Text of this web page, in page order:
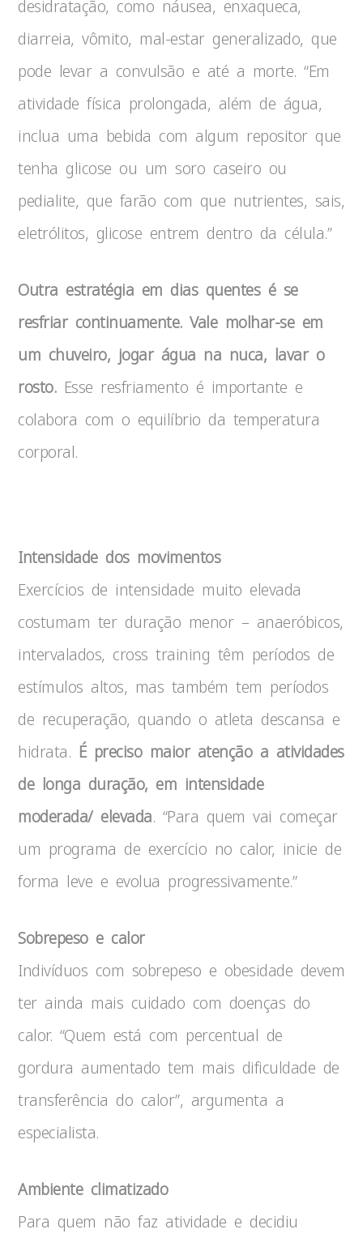
desidratação, como náusea, enxaqueca,
diarreia, vômito, mal-estar generalizado, que
pode levar a convulsão e até a morte. “Em
atividade física prolongada, além de água,
inclua uma bebida com algum repositor que
tenha glicose ou um soro caseiro ou
pedialite, que farão com que nutrientes, sais,
eletrólitos, glicose entrem dentro da célula.”
Outra estratégia em dias quentes é se
resfriar continuamente. Vale molhar-se em
um chuveiro, jogar água na nuca, lavar o
rosto.Esse resfriamento é importante e
colabora com o equilíbrio da temperatura
corporal.
Intensidade dos movimentos
Exercícios de intensidade muito elevada
costumam ter duração menor – anaeróbicos,
intervalados, cross training têm períodos de
estímulos altos, mas também tem períodos
de recuperação, quando o atleta descansa e
hidrata. É preciso maior atenção a atividades
de longa duração, em intensidade
moderada/ elevada. “Para quem vai começar
um programa de exercício no calor, inicie de
forma leve e evolua progressivamente.”
Sobrepeso e calor
Indivíduos com sobrepeso e obesidade devem
ter ainda mais cuidado com doenças do
calor. “Quem está com percentual de
gordura aumentado tem mais dificuldade de
transferência do calor”, argumenta a
especialista.
Ambiente climatizado
Para quem não faz atividade e decidiu